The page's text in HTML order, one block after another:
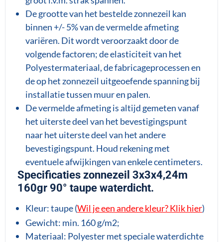
De grootte van het bestelde zonnezeil kan
binnen +/- 5% van de vermelde afmeting
variëren. Dit wordt veroorzaakt door de
volgende factoren; de elasticiteit van het
Polyestermateriaal, de fabricageprocessen en
de op het zonnezeil uitgeoefende spanning bij
installatie tussen muur en palen.
De vermelde afmeting is altijd gemeten vanaf
het uiterste deel van het bevestigingspunt
naar het uiterste deel van het andere
bevestigingspunt. Houd rekening met
eventuele afwijkingen van enkele centimeters.
Specificaties zonnezeil 3x3x4,24m
160gr 90° taupe waterdicht.
Kleur: taupe (Wil je een andere kleur? Klik hier)
Gewicht: min. 160 g/m2;
Materiaal: Polyester met speciale waterdichte